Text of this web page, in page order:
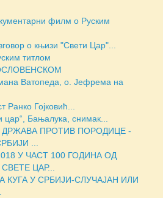
филм о Руским
о књизи "Свети Цар"...
титлом
Ватопеда, о. Јефрема на
Ранко Гојковић...
цар“, Бањалука, снимак...
ПРОТИВ ПОРОДИЦЕ -
...
У ЧАСТ 100 ГОДИНА ОД
ЦАР...
КУГА У СРБИЈИ-СЛУЧАЈАН ИЛИ